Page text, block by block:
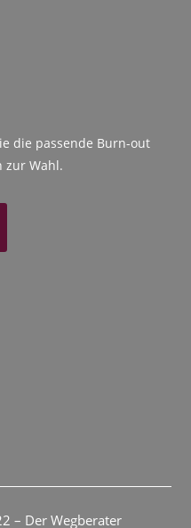
die passende Burn-out
zur Wahl.
– Der Wegberater